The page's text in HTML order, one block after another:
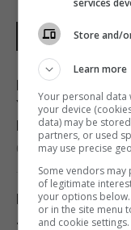
НОВИНИ
Генсек ООН
Україні, але
Росії
09:39 п'ятниця, 07
Вікно часу:
лікування
Store and/
Learn more
Your personal
your device
data) may be
partners, or used
may use precise
Some vendors
of legitimate
your options
or in the site menu
and cookie settings.